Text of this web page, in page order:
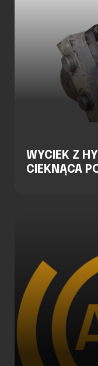
WYCIEK Z
CIEKNĄCA